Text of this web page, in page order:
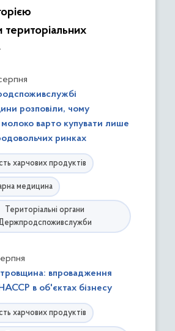
територіальних
розповіли, чому
варто купувати лише
ринках
харчових продуктів
медицина
Територіальні органи
впровадження
в об'єктах бізнесу
харчових продуктів